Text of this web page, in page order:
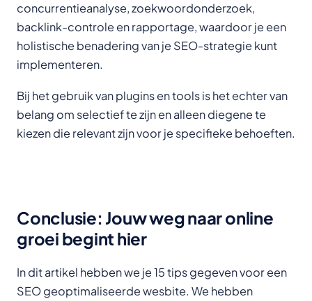
concurrentieanalyse, zoekwoordonderzoek,
backlink-controle en rapportage, waardoor je een
holistische benadering van je SEO-strategie kunt
implementeren.
Bij het gebruik van plugins en tools is het echter van
belang om selectief te zijn en alleen diegene te
kiezen die relevant zijn voor je specifieke behoeften.
Conclusie: Jouw weg naar online
groei begint hier
In dit artikel hebben we je 15 tips gegeven voor een
SEO geoptimaliseerde wesbite. We hebben